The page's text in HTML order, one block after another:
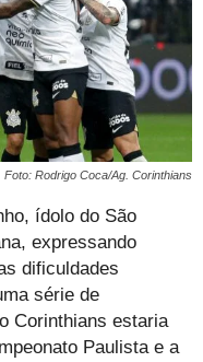
Foto: Rodrigo Coca/Ag. Corinthians
ídolo do São
expressando
dificuldades
série de
Corinthians estaria
Paulista e a